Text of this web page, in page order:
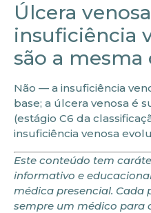
Úlcera
insuficiência
são a mesma
Não — a insuficiência
base; a úlcera venosa é
(estágio C6 da
insuficiência venosa
Este conteúdo tem
informativo e
médica presencial. Cada
sempre um médico para